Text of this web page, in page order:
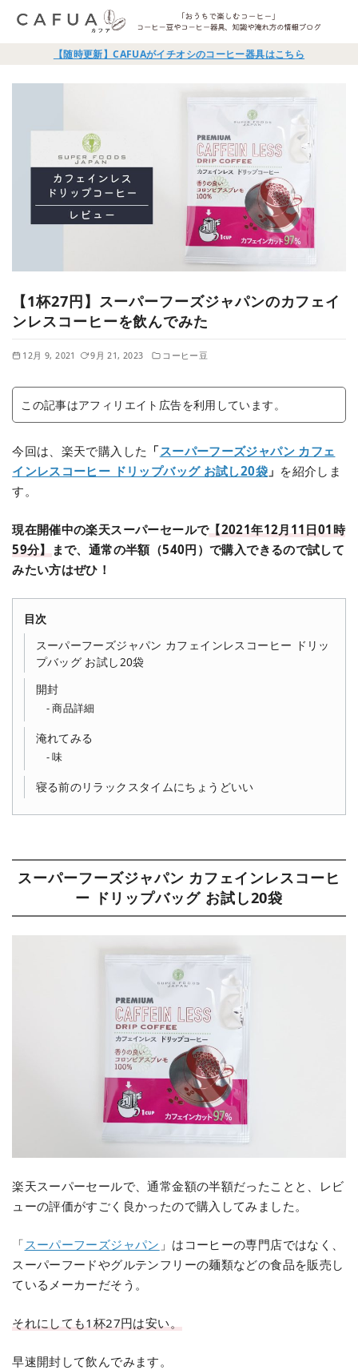
【随時更新】CAFUAがイチオシのコーヒー器具はこちら
【1杯27円】スーパーフーズジャパンのカフェイ
ンレスコーヒーを飲んでみた
12月 9, 2021 9月 21, 2023 コーヒー豆
この記事はアフィリエイト広告を利用しています。
今回は、楽天で購入した 「スーパーフーズジャパン カフェ
インレスコーヒー ドリップバッグ お試し20袋」 を紹介しま
す。
現在開催中の楽天スーパーセールで【2021年12月11日01時
59分】 まで、通常の半額（540円）で購入できるので試して
みたい方はぜひ！
目次
スーパーフーズジャパン カフェインレスコーヒー ドリッ
プバッグ お試し20袋
開封
商品詳細
淹れてみる
味
寝る前のリラックスタイムにちょうどいい
スーパーフーズジャパン カフェインレスコーヒ
ー ドリップバッグ お試し20袋
楽天スーパーセールで、通常金額の半額だったことと、レビ
ューの評価がすごく良かったので購入してみました。
「スーパーフーズジャパン 」はコーヒーの専門店ではなく、
スーパーフードやグルテンフリーの麺類などの食品を販売し
ているメーカーだそう。
それにしても1杯27円は安い。
早速開封して飲んでみます。